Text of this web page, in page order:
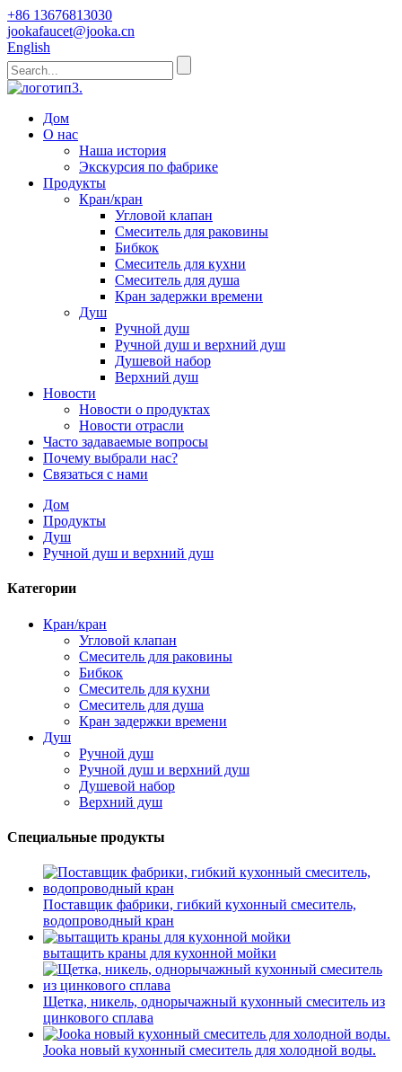
+86 13676813030
jookafaucet@jooka.cn
English
Дом
О нас
Наша история
Экскурсия по фабрике
Продукты
Кран/кран
Угловой клапан
Смеситель для раковины
Бибкок
Смеситель для кухни
Смеситель для душа
Кран задержки времени
Душ
Ручной душ
Ручной душ и верхний душ
Душевой набор
Верхний душ
Новости
Новости о продуктах
Новости отрасли
Часто задаваемые вопросы
Почему выбрали нас?
Связаться с нами
Дом
Продукты
Душ
Ручной душ и верхний душ
Категории
Кран/кран
Угловой клапан
Смеситель для раковины
Бибкок
Смеситель для кухни
Смеситель для душа
Кран задержки времени
Душ
Ручной душ
Ручной душ и верхний душ
Душевой набор
Верхний душ
Специальные продукты
Поставщик фабрики, гибкий кухонный смеситель,
водопроводный кран
вытащить краны для кухонной мойки
Щетка, никель, однорычажный кухонный смеситель из
цинкового сплава
Jooka новый кухонный смеситель для холодной воды.